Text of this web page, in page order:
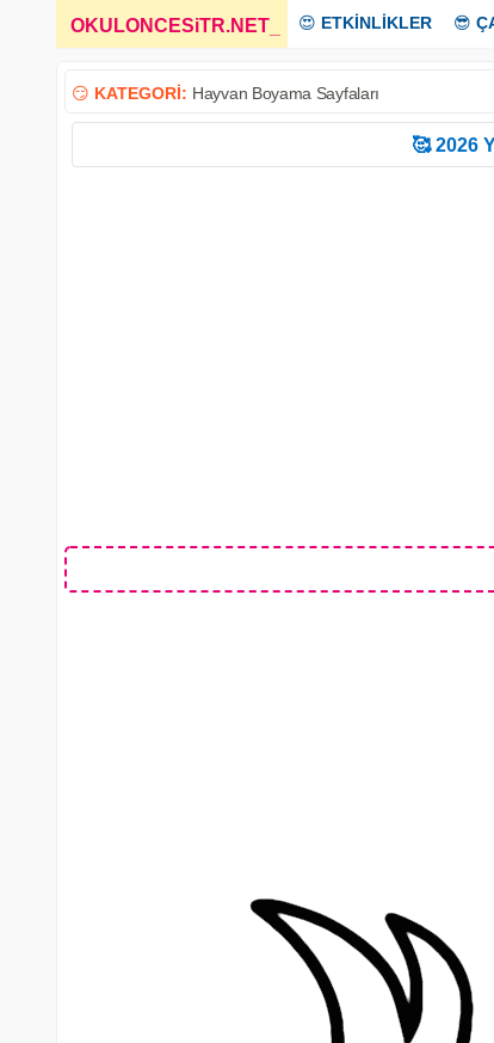
OKULONCESiTR.NET 😍 ETKİNLİKLER 😎
😏 KATEGORİ: Hayvan Boyama Sayfaları
🥰 2026